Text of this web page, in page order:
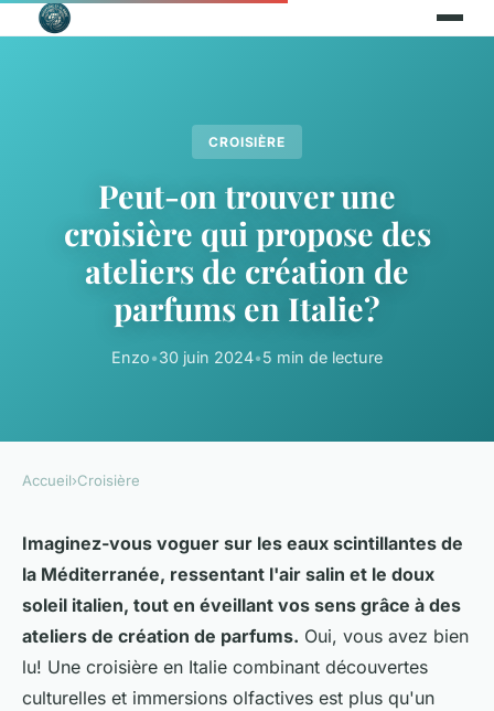
CROISIÈRE
Peut-on trouver une
croisière qui propose des
ateliers de création de
parfums en Italie?
Enzo•30 juin 2024•5 min de lecture
Accueil›Croisière
Imaginez-vous voguer sur les eaux scintillantes de
la Méditerranée, ressentant l'air salin et le doux
soleil italien, tout en éveillant vos sens grâce à des
ateliers de création de parfums. Oui, vous avez bien
lu! Une croisière en Italie combinant découvertes
culturelles et immersions olfactives est plus qu'un